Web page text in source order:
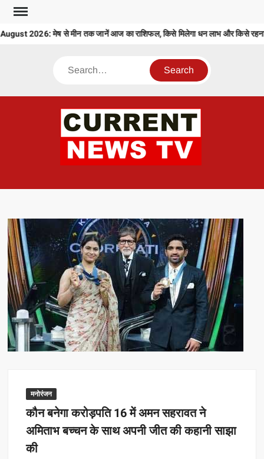
Skip
content2026: मेष से मीन तक जानें आज का राशिफल, किसे मिलेगा धन लाभ और किसे रहना
Search
मनोरंजन
कौन बनेगा करोड़पति 16 में अमन सहरावत ने
अमिताभ बच्चन के साथ अपनी जीत की कहानी साझा
की